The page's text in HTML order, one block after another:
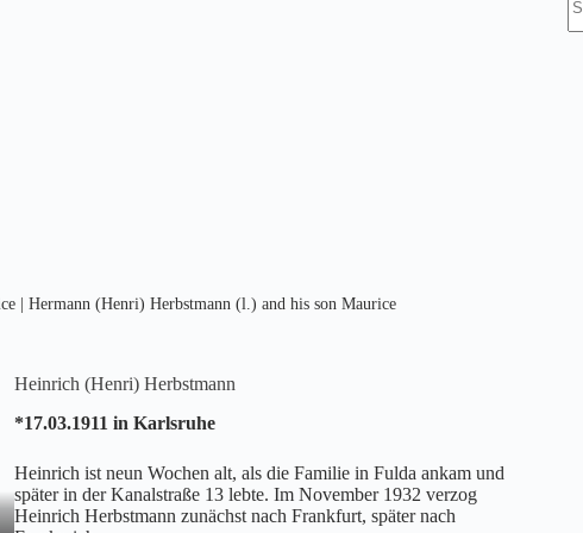
| Hermann (Henri) Herbstmann (l.) and his son Maurice
Heinrich (Henri) Herbstmann
*17.03.1911 in Karlsruhe
Heinrich ist neun Wochen alt, als die Familie in Fulda ankam und
später in der Kanalstraße 13 lebte. Im November 1932 verzog
Heinrich Herbstmann zunächst nach Frankfurt, später nach